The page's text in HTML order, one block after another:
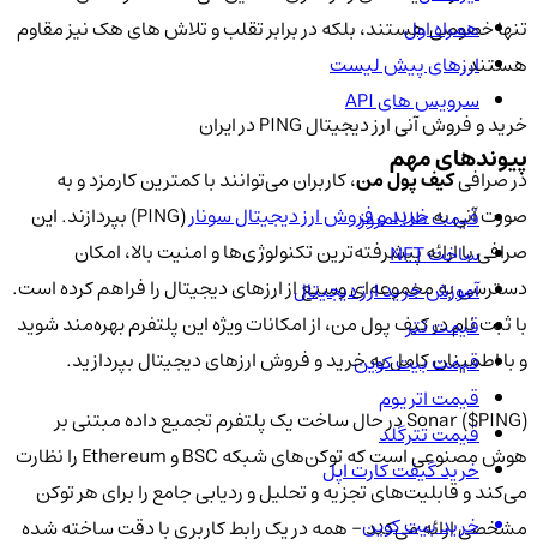
تنها خصوصی هستند، بلکه در برابر تقلب و تلاش های هک نیز مقاوم
هستند.
خرید و فروش آنی ارز دیجیتال PING در ایران
در صرافیکیف پول من، کاربران می‌توانند با کمترین کارمزد و به
صورت آنی بهخرید و فروش ارز دیجیتال سونار
(PING) بپردازند. این
صرافی با ارائه پیشرفته‌ترین تکنولوژی‌ها و امنیت بالا، امکان
دسترسی به مجموعه‌ای وسیع از ارزهای دیجیتال را فراهم کرده است.
با ثبت نام در کیف پول من، از امکانات ویژه این پلتفرم بهره‌مند شوید
و با اطمینان کامل به خرید و فروش ارزهای دیجیتال بپردازید.
Sonar ($PING) در حال ساخت یک پلتفرم تجمیع داده مبتنی بر
هوش مصنوعی است که توکن‌های شبکه BSC و Ethereum را نظارت
می‌کند و قابلیت‌های تجزیه و تحلیل و ردیابی جامع را برای هر توکن
مشخصی ارائه می‌کند - همه در یک رابط کاربری با دقت ساخته شده
همراه اول
ارزهای پیش لیست
سرویس های API
پیوندهای مهم
قیمت طلا امروز
ساخت NFT
آموزش خرید ارز دیجیتال
قیمت تتر
قیمت بیت کوین
قیمت اتریوم
قیمت تترگلد
خرید گیفت کارت اپل
خرید بیت کوین